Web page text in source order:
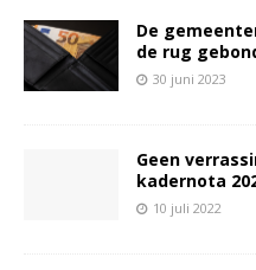
De
de rug
30 juni 2023
Geen
kadernota
10 juli 2022